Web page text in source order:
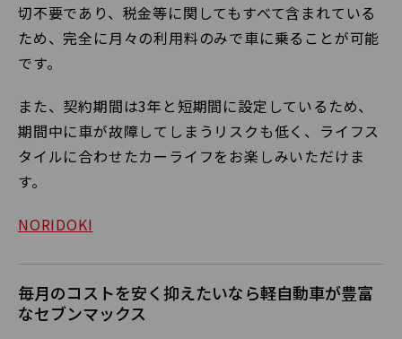
切不要であり、税金等に関してもすべて含まれている
ため、完全に月々の利用料のみで車に乗ることが可能
です。
また、契約期間は3年と短期間に設定しているため、
期間中に車が故障してしまうリスクも低く、ライフス
タイルに合わせたカーライフをお楽しみいただけま
す。
NORIDOKI
毎月のコストを安く抑えたいなら軽自動車が豊富
なセブンマックス